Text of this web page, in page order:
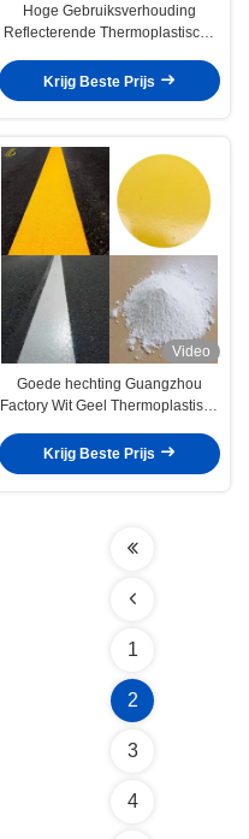
Hoge Gebruiksverhouding
Reflecterende Thermoplastische
Krijg Beste Prijs
Video
Goede hechting Guangzhou
Factory Wit Geel Thermoplastisch
Krijg Beste Prijs
1
2
3
4